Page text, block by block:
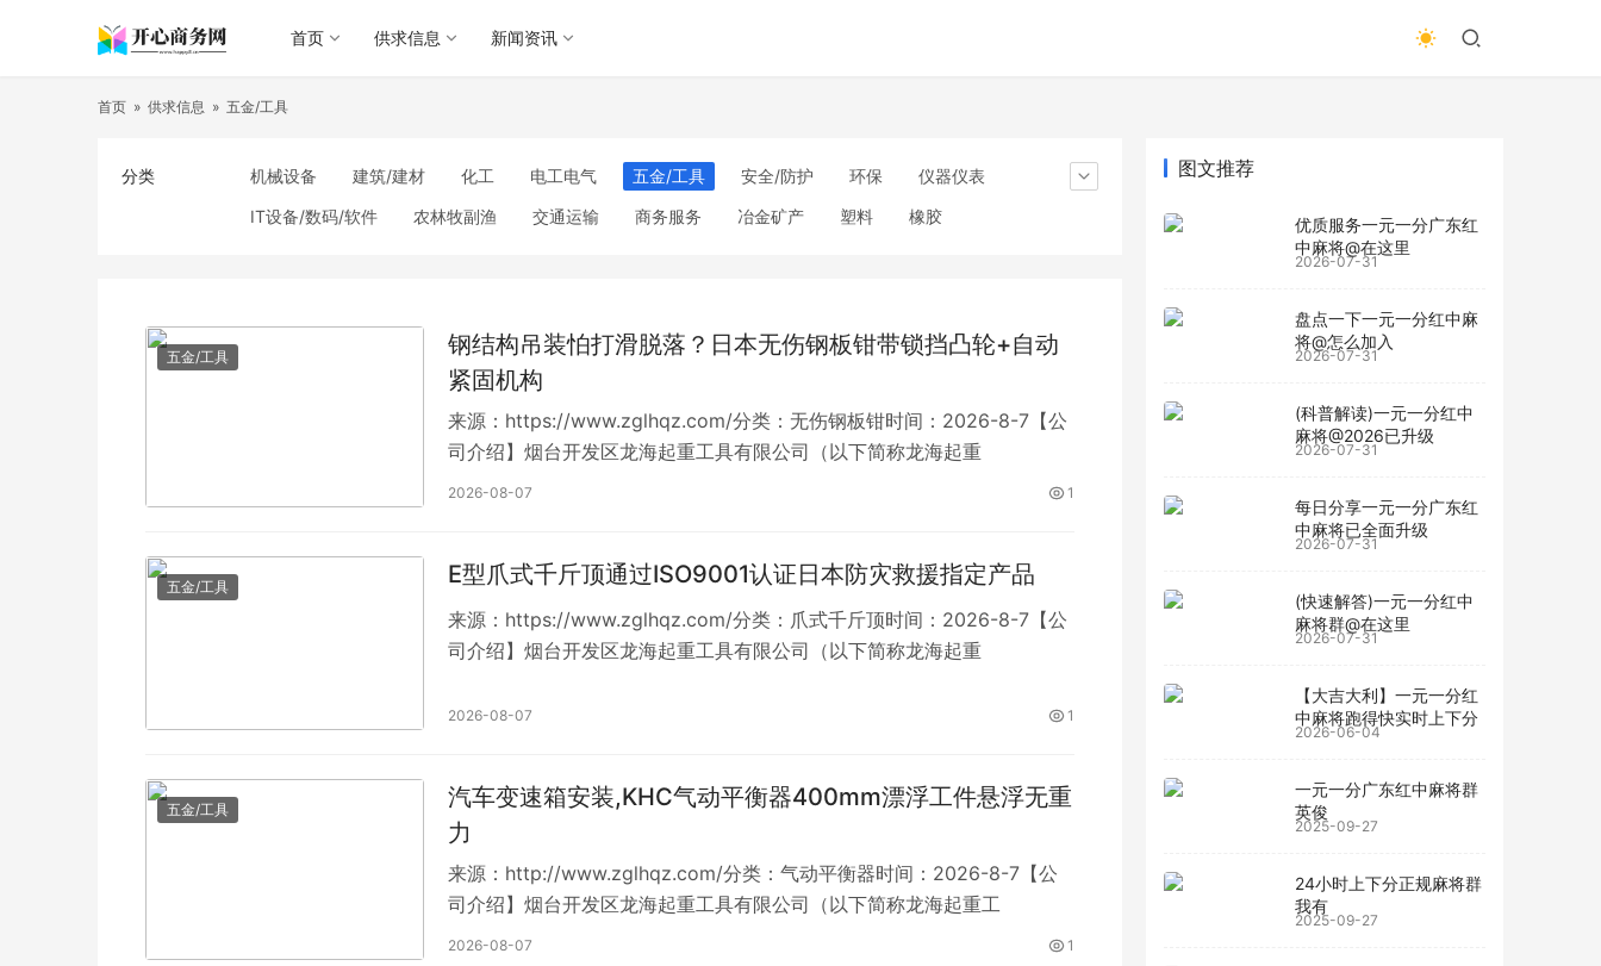
首页 供求信息 新闻资讯
首页 » 供求信息 » 五金/工具
分类 机械设备 建筑/建材 化工 电工电气 五金/工具 安全/防护 环保
仪器仪表
IT设备/数码/软件
农林牧副渔 交通运输 商务服务 冶金矿产 塑料
橡胶
纸业 其他未分类
五金/工具
钢结构吊装怕打滑脱落？日本无伤钢板钳带锁挡凸轮+自动
紧固机构
来源：https://www.zglhqz.com/分类：无伤钢板钳时间：2026-8-7【公
司介绍】烟台开发区龙海起重工具有限公司（以下简称龙海起重
2026-08-07 1
五金/工具 E型爪式千斤顶通过ISO9001认证日本防灾救援指定产品
来源：https://www.zglhqz.com/分类：爪式千斤顶时间：2026-8-7【公
司介绍】烟台开发区龙海起重工具有限公司（以下简称龙海起重
2026-08-07 1
五金/工具
汽车变速箱安装,KHC气动平衡器400mm漂浮工件悬浮无重
力
来源：http://www.zglhqz.com/分类：气动平衡器时间：2026-8-7【公
司介绍】烟台开发区龙海起重工具有限公司（以下简称龙海起重工
2026-08-07 1
图文推荐
优质服务一元一分广东红
中麻将@在这里
2026-07-31
盘点一下一元一分红中麻
将@怎么加入
2026-07-31
(科普解读)一元一分红中
麻将@2026已升级
2026-07-31
每日分享一元一分广东红
中麻将已全面升级
2026-07-31
(快速解答)一元一分红中
麻将群@在这里
2026-07-31
【大吉大利】一元一分红
中麻将跑得快实时上下分
2026-06-04
一元一分广东红中麻将群
英俊
2025-09-27
24小时上下分正规麻将群
我有
2025-09-27